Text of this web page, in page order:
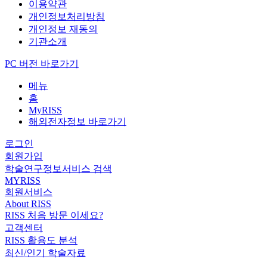
이용약관
개인정보처리방침
개인정보 재동의
기관소개
PC 버전 바로가기
메뉴
홈
MyRISS
해외전자정보 바로가기
로그인
회원가입
학술연구정보서비스 검색
MYRISS
회원서비스
About RISS
RISS 처음 방문 이세요?
고객센터
RISS 활용도 분석
최신/인기 학술자료